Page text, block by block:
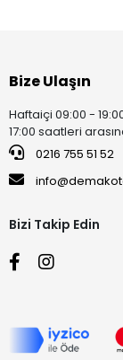
Bize Ulaşın
Haftaiçi 09:00 -
17:00 saatleri
0216 755 51 52
Bizi Takip Edin